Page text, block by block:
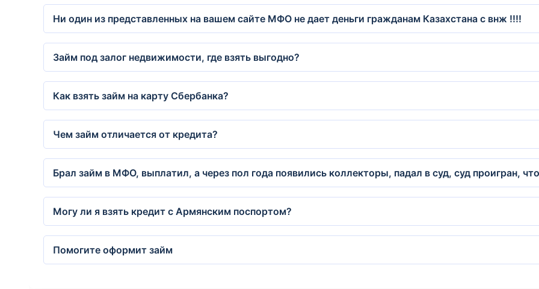
Ни один из представленных на вашем сайте МФО не дает деньги гражданам Казахстана с внж !!!!
Займ под залог недвижимости, где взять выгодно?
Как взять займ на карту Сбербанка?
Чем займ отличается от кредита?
Брал займ в МФО, выплатил, а через пол года появились коллекторы, падал в суд, суд проигран,
Могу ли я взять кредит с Армянским поспортом?
Помогите оформит займ